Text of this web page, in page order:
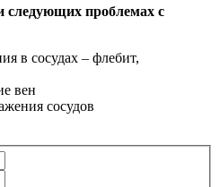
следующих проблемах с
в сосудах – флебит,
вен
сосудов